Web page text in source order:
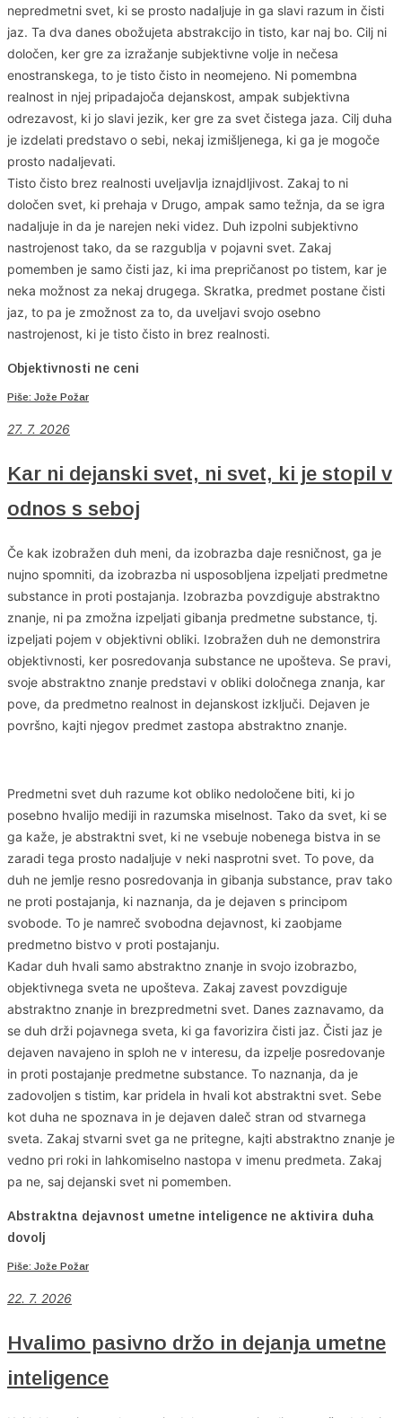
nepredmetni svet, ki se prosto nadaljuje in ga slavi razum in čisti
jaz. Ta dva danes obožujeta abstrakcijo in tisto, kar naj bo. Cilj ni
določen, ker gre za izražanje subjektivne volje in nečesa
enostranskega, to je tisto čisto in neomejeno. Ni pomembna
realnost in njej pripadajoča dejanskost, ampak subjektivna
odrezavost, ki jo slavi jezik, ker gre za svet čistega jaza. Cilj duha
je izdelati predstavo o sebi, nekaj izmišljenega, ki ga je mogoče
prosto nadaljevati.
Tisto čisto brez realnosti uveljavlja iznajdljivost. Zakaj to ni
določen svet, ki prehaja v Drugo, ampak samo težnja, da se igra
nadaljuje in da je narejen neki videz. Duh izpolni subjektivno
nastrojenost tako, da se razgublja v pojavni svet. Zakaj
pomemben je samo čisti jaz, ki ima prepričanost po tistem, kar je
neka možnost za nekaj drugega. Skratka, predmet postane čisti
jaz, to pa je zmožnost za to, da uveljavi svojo osebno
nastrojenost, ki je tisto čisto in brez realnosti.
Objektivnosti ne ceni
Piše: Jože Požar
27. 7. 2026
Kar ni dejanski svet, ni svet, ki je stopil v
odnos s seboj
Če kak izobražen duh meni, da izobrazba daje resničnost, ga je
nujno spomniti, da izobrazba ni usposobljena izpeljati predmetne
substance in proti postajanja. Izobrazba povzdiguje abstraktno
znanje, ni pa zmožna izpeljati gibanja predmetne substance, tj.
izpeljati pojem v objektivni obliki. Izobražen duh ne demonstrira
objektivnosti, ker posredovanja substance ne upošteva. Se pravi,
svoje abstraktno znanje predstavi v obliki določnega znanja, kar
pove, da predmetno realnost in dejanskost izključi. Dejaven je
površno, kajti njegov predmet zastopa abstraktno znanje.
Predmetni svet duh razume kot obliko nedoločene biti, ki jo
posebno hvalijo mediji in razumska miselnost. Tako da svet, ki se
ga kaže, je abstraktni svet, ki ne vsebuje nobenega bistva in se
zaradi tega prosto nadaljuje v neki nasprotni svet. To pove, da
duh ne jemlje resno posredovanja in gibanja substance, prav tako
ne proti postajanja, ki naznanja, da je dejaven s principom
svobode. To je namreč svobodna dejavnost, ki zaobjame
predmetno bistvo v proti postajanju.
Kadar duh hvali samo abstraktno znanje in svojo izobrazbo,
objektivnega sveta ne upošteva. Zakaj zavest povzdiguje
abstraktno znanje in brezpredmetni svet. Danes zaznavamo, da
se duh drži pojavnega sveta, ki ga favorizira čisti jaz. Čisti jaz je
dejaven navajeno in sploh ne v interesu, da izpelje posredovanje
in proti postajanje predmetne substance. To naznanja, da je
zadovoljen s tistim, kar pridela in hvali kot abstraktni svet. Sebe
kot duha ne spoznava in je dejaven daleč stran od stvarnega
sveta. Zakaj stvarni svet ga ne pritegne, kajti abstraktno znanje je
vedno pri roki in lahkomiselno nastopa v imenu predmeta. Zakaj
pa ne, saj dejanski svet ni pomemben.
Abstraktna dejavnost umetne inteligence ne aktivira duha
dovolj
Piše: Jože Požar
22. 7. 2026
Hvalimo pasivno držo in dejanja umetne
inteligence